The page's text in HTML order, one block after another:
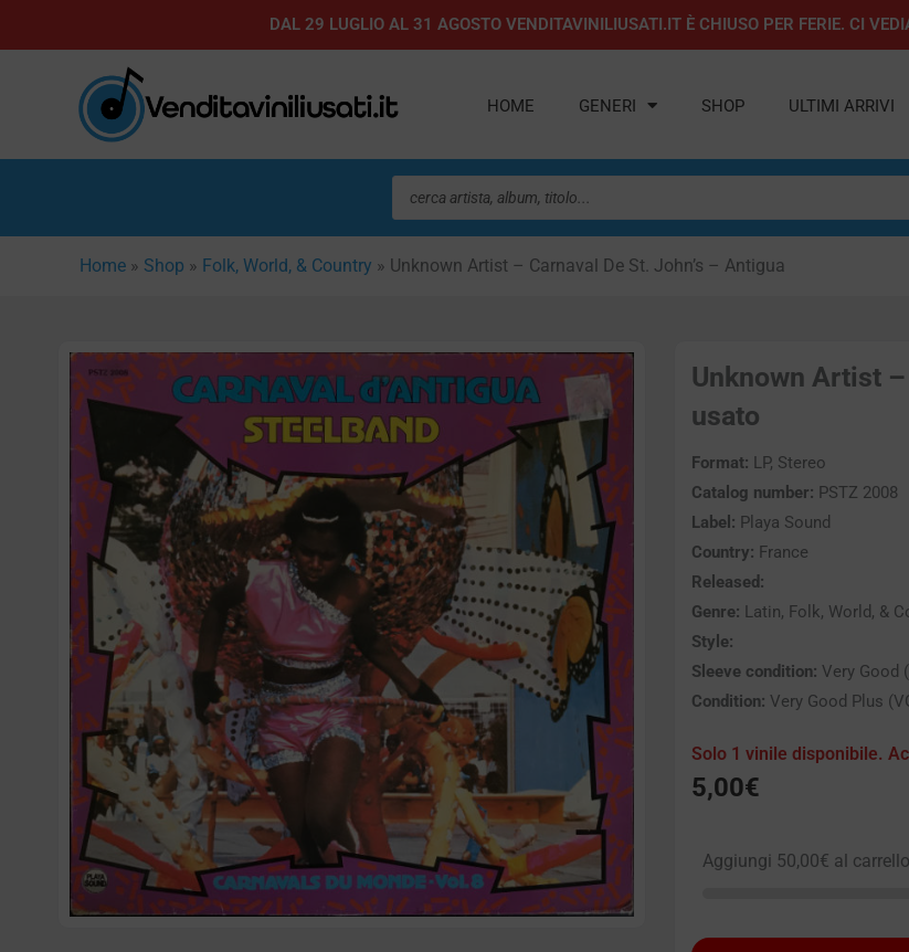
al
DAL 29 LUGLIO AL 31 AGOSTO VENDITAVINILIUSATI.IT È CHIUSO PER FERIE. CI
HOME GENERI SHOP ULTIMI ARRIVI
Ricerca
prodotti
Home » Shop » Folk, World, & Country » Unknown Artist – Carnaval De St. John’s – Antigua
Unknown Artist
usato
Format: LP, Stereo
Catalog number: PSTZ 2008
Label: Playa Sound
Country: France
Released:
Genre: Latin, Folk, World, &
Style:
Sleeve condition: Very Good
Condition: Very Good Plus
Solo 1 vinile disponibile.
5,00€
Aggiungi 50,00€ al